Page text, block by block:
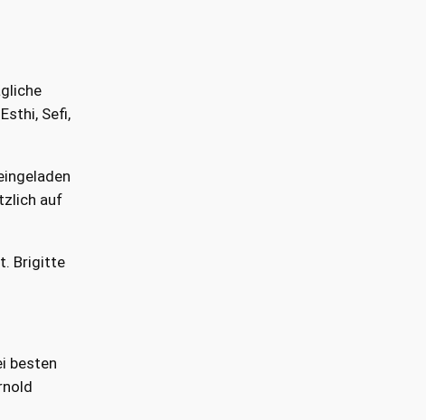
Sefi,
auf
Brigitte
besten